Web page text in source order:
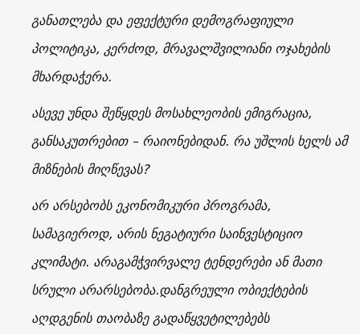
განათლება და ეფექტური დემოგრაფიული
პოლიტიკა, კერძოდ, მრავალშვილიანი ოჯახების
მხარდაჭერა.
ასევე უნდა შეწყდეს მოსახლეობის ემიგრაცია,
განსაკუთრებით – რაიონებიდან. რა უშლის ხელს ამ
მიზნების მიღწევას?
არ არსებობს ეკონომიკური პროგრამა,
სამაგიეროდ, არის ნეგატიური საინვესტიციო
კლიმატი. არაგამჭვირვალე ტენდერები ან მათი
სრული არარსებობა.დანგრეული ობიექტების
აღდგენის თაობაზე გადაწყვეტილებებს